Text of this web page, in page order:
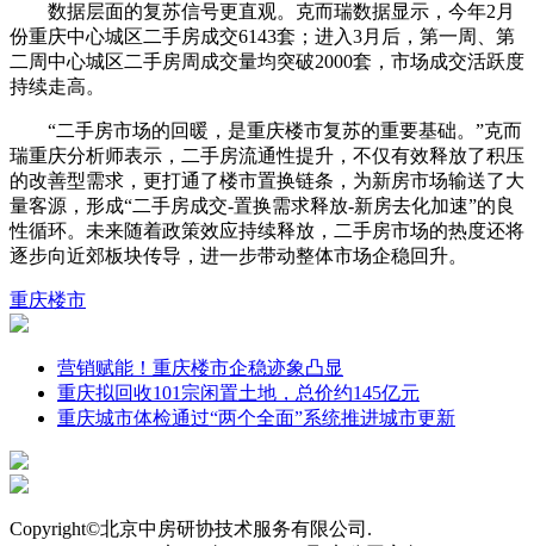
数据层面的复苏信号更直观。克而瑞数据显示，今年2月
份重庆中心城区二手房成交6143套；进入3月后，第一周、第
二周中心城区二手房周成交量均突破2000套，市场成交活跃度
持续走高。
“二手房市场的回暖，是重庆楼市复苏的重要基础。”克而
瑞重庆分析师表示，二手房流通性提升，不仅有效释放了积压
的改善型需求，更打通了楼市置换链条，为新房市场输送了大
量客源，形成“二手房成交-置换需求释放-新房去化加速”的良
性循环。未来随着政策效应持续释放，二手房市场的热度还将
逐步向近郊板块传导，进一步带动整体市场企稳回升。
重庆楼市
营销赋能！重庆楼市企稳迹象凸显
重庆拟回收101宗闲置土地，总价约145亿元
重庆城市体检通过“两个全面”系统推进城市更新
Copyright©北京中房研协技术服务有限公司.